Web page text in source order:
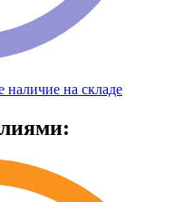
наличие на складе